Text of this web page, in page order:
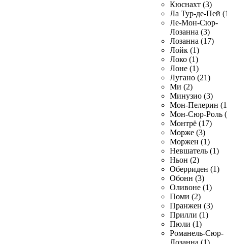
Кюснахт (3)
Ла Тур-де-Пей
Ле-Мон-Сюр-
Лозанна (3)
Лозанна (17)
Лойк (1)
Локо (1)
Лоне (1)
Лугано (21)
Ми (2)
Минузио (3)
Мон-Пелерин
Мон-Сюр-Роль
Монтрё (17)
Морже (3)
Моржен (1)
Невшатель (1)
Ньон (2)
Оберриден (1)
Обонн (3)
Оливоне (1)
Поми (2)
Пранжен (3)
Прилли (1)
Пюли (1)
Романель-Сюр-
Лозанна (1)